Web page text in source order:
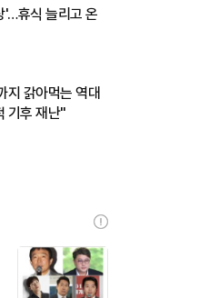
'…휴식 늘리고 온
지 갉아먹는 역대
기후 재난"